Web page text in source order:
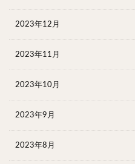
2023年12月
2023年11月
2023年10月
2023年9月
2023年8月